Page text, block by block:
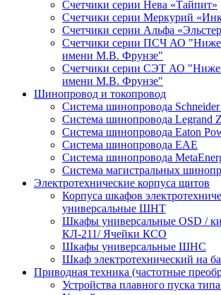
Счетчики серии Нева «Тайпит»
Счетчики серии Меркурий
Счетчики серии Альфа
Счетчики серии ПСЧ АО
имени М.В. Фрунзе"
Счетчики серии СЭТ АО
имени М.В. Фрунзе"
Шинопровод и токопровод
Система шинопровода
Система шинопровода Legrand
Система шинопровода Eaton
Система шинопровода EAE
Система шинопровода
Система магистральных
Электротехнические корпуса щитов
Корпуса шкафов
универсальные ШНТ
Шкафы универсальные OSD /
КЛ-211/ Ячейки КСО
Шкафы универсальные ШНС
Шкаф электротехнический на
Приводная техника (частотные
Устройства плавного пуска